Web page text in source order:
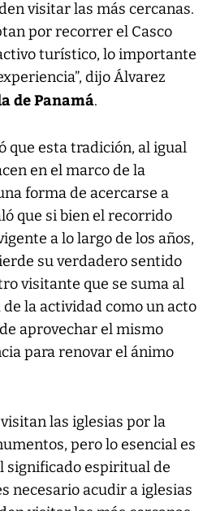
visitar las más cercanas.
por recorrer el Casco
turístico, lo importante
dijo Álvarez
de Panamá.
que esta tradición, al igual
en el marco de la
forma de acercarse a
que si bien el recorrido
a lo largo de los años,
su verdadero sentido
visitante que se suma al
la actividad como un acto
aprovechar el mismo
para renovar el ánimo
las iglesias por la
pero lo esencial es
significado espiritual de
necesario acudir a iglesias